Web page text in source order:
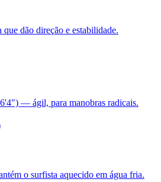
dão direção e estabilidade.
— ágil, para manobras radicais.
o surfista aquecido em água fria.